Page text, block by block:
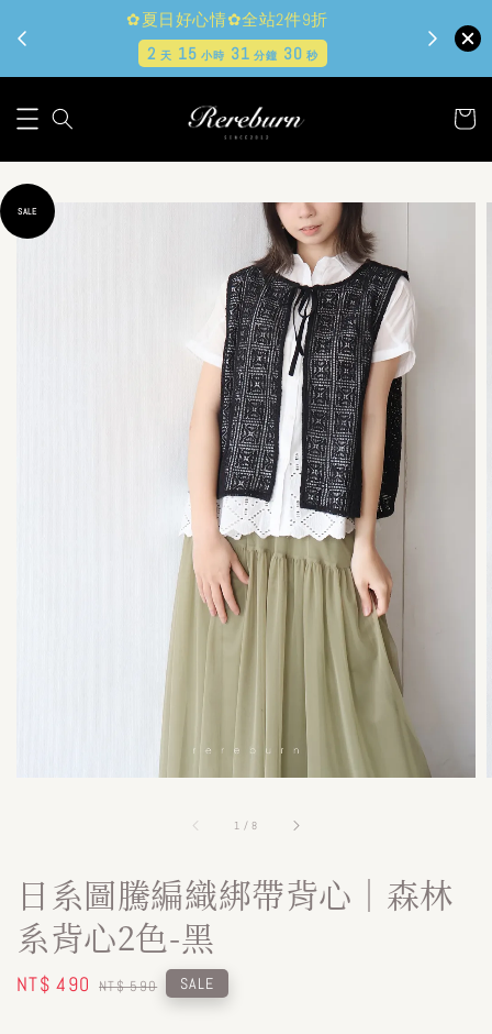
✿夏日好心情✿全站2件9折
2天 15小時 31分鐘 29 秒
1 /8
SALE
日系圖騰編織綁帶背心｜森林
系背心2色-黑
Sale
NT$ 490 Regular
NT$ 590 SALE